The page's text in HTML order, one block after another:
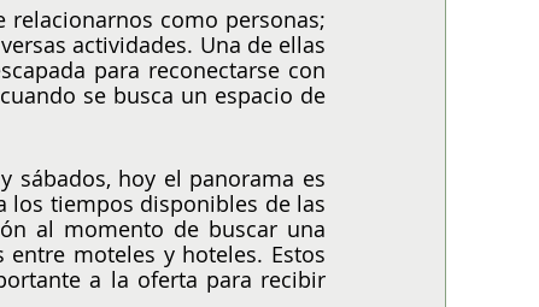
relacionarnos como personas;
actividades. Una de ellas
para reconectarse con
se busca un espacio de
sábados, hoy el panorama es
los tiempos disponibles de las
al momento de buscar una
moteles y hoteles. Estos
a la oferta para recibir